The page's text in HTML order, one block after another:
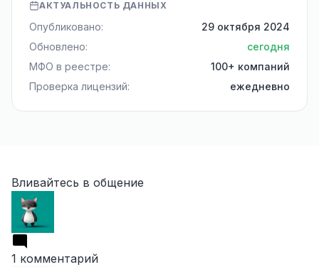
АКТУАЛЬНОСТЬ ДАННЫХ
Опубликовано:
29 октября 2024
Обновлено:
сегодня
МФО в реестре:
100+ компаний
Проверка лицензий:
ежедневно
Вливайтесь в общение
1 комментарий